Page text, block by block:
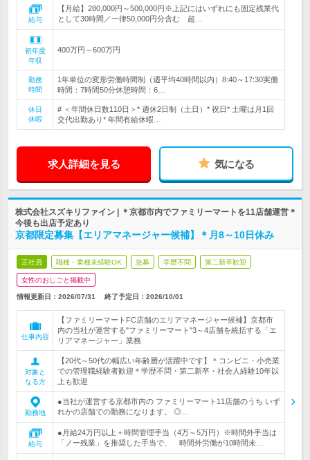
給与
【月給】280,000円～500,000円※上記にはいずれにも固定残業代
として30時間／一律50,000円分含む 超…
初年度
年収
400万円～600万円
勤務
時間
1年単位の変形労働時間制（週平均40時間以内）8:40～17:30実働
時間：7時間50分休憩時間：6…
休日
休暇
# ＜年間休日数110日＞* 週休2日制（土日）* 祝日* 土曜は月1回
交代出勤あり* 年間有給休暇…
求人詳細を見る 気になる
株式会社スズキリファイン | ＊京都市内でファミリーマートを11店舗運営＊
今後も出店予定あり
京都限定募集【エリアマネージャー候補】＊月8～10日休み
正社員 職種・業種未経験OK 急募 学歴不問 第二新卒歓迎
女性のおしごと掲載中
情報更新日：2026/07/31 終了予定日： 2026/10/01
仕事内容
【ファミリーマートFC店舗のエリアマネージャー候補】京都市
内の当社が運営する"ファミリーマート"3～4店舗を統括する「エ
リアマネージャー」業務
対象と
なる方
【20代～50代の幅広い年齢層が活躍中です】＊コンビニ・小売業
での管理職経験者歓迎＊学歴不問・第二新卒・社会人経験10年以
上も歓迎
勤務地
●当社が運営する京都市内の ファミリーマート11店舗のうち いず
れかの店舗での勤務になります。 ◎…
給与
●月給24万円以上＋時間管理手当（4万～5万円）※時間外手当は
「ノー残業」を推奨した手当で、 時間外労働が10時間未…